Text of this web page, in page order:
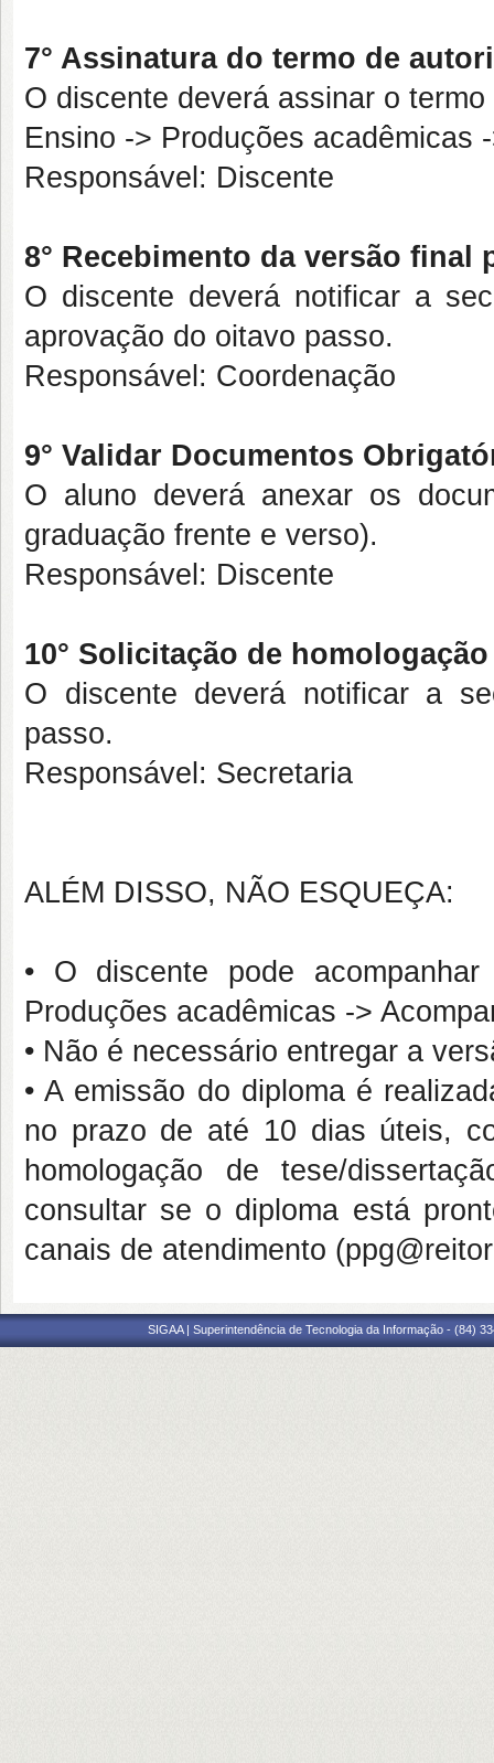
7° Assinatura do termo de
O discente deverá assinar o
Ensino -> Produções acadêmicas
Responsável: Discente
8° Recebimento da versão final
O discente deverá notificar a
aprovação do oitavo passo.
Responsável: Coordenação
9° Validar Documentos
O aluno deverá anexar os
graduação frente e verso).
Responsável: Discente
10° Solicitação de
O discente deverá notificar a
passo.
Responsável: Secretaria
ALÉM DISSO, NÃO ESQUEÇA:
• O discente pode
Produções acadêmicas ->
• Não é necessário entregar a
• A emissão do diploma é
no prazo de até 10 dias úteis,
homologação de tese/
consultar se o diploma está
canais de atendimento
SIGAA | Superintendência de Tecnologia da Informação - (84)